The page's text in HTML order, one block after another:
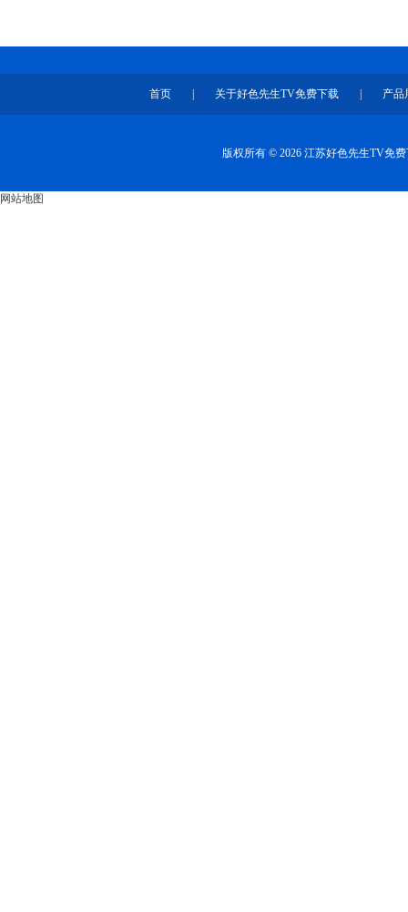
首页 关于好色先生TV免费下载 产品
版权所有 © 2026 江苏好色先生TV免
网站地图